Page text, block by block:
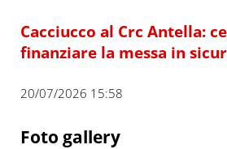
Cacciucco al Crc Antella:
finanziare la messa in
20/07/2026 15:58
Foto gallery